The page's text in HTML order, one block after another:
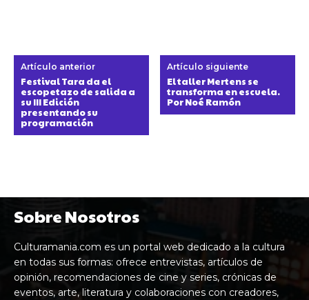
Artículo anterior
Festival Tara da el
escopetazo de salida a
su III Edición
presentando su
programación
Artículo siguiente
El taller Mertens se
transforma en escuela.
Por Noé Ramón
Sobre Nosotros
Culturamania.com es un portal web dedicado a la cultura
en todas sus formas: ofrece entrevistas, artículos de
opinión, recomendaciones de cine y series, crónicas de
eventos, arte, literatura y colaboraciones con creadores,